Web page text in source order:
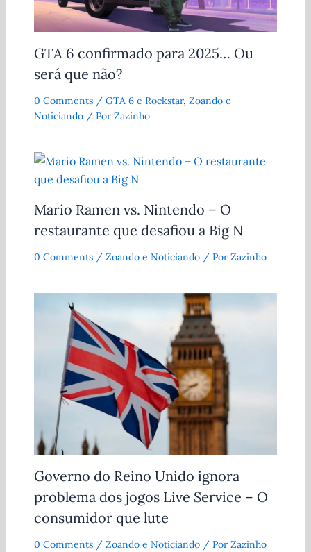
GTA 6 confirmado para 2025… Ou
será que não?
0 Comments / GTA 6 e Rockstar, Zoando e
Noticiando/ Por Zazinho
Mario Ramen vs. Nintendo – O
restaurante que desafiou a Big N
0 Comments / Zoando e Noticiando/ Por Zazinho
Governo do Reino Unido ignora
problema dos jogos Live Service – O
consumidor que lute
0 Comments / Zoando e Noticiando/ Por Zazinho